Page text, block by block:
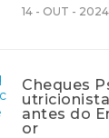
14 - OUT - 2024
Cheques
antes do
or